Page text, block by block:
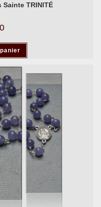
Sainte TRINITÉ